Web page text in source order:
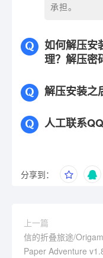
承担。
如何解压安
理？解压密
解压安装之
人工联系
分享到：
上一篇
信的折叠旅途/
Paper Adventure